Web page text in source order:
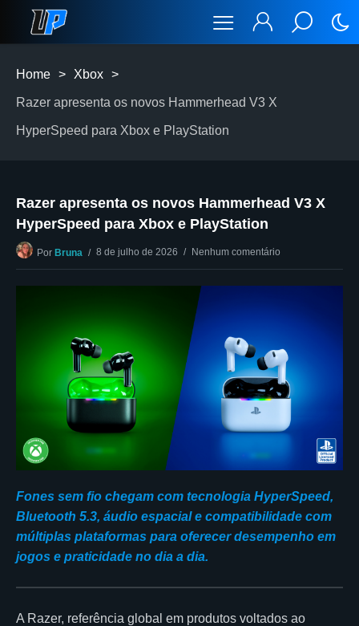
Home > Xbox >
Razer apresenta os novos Hammerhead V3 X
HyperSpeed para Xbox e PlayStation
Razer apresenta os novos Hammerhead V3 X
HyperSpeed para Xbox e PlayStation
Por Bruna 8 de julho de 2026 Nenhum comentário
Fones sem fio chegam com tecnologia HyperSpeed,
Bluetooth 5.3, áudio espacial e compatibilidade com
múltiplas plataformas para oferecer desempenho em
jogos e praticidade no dia a dia.
A Razer, referência global em produtos voltados ao